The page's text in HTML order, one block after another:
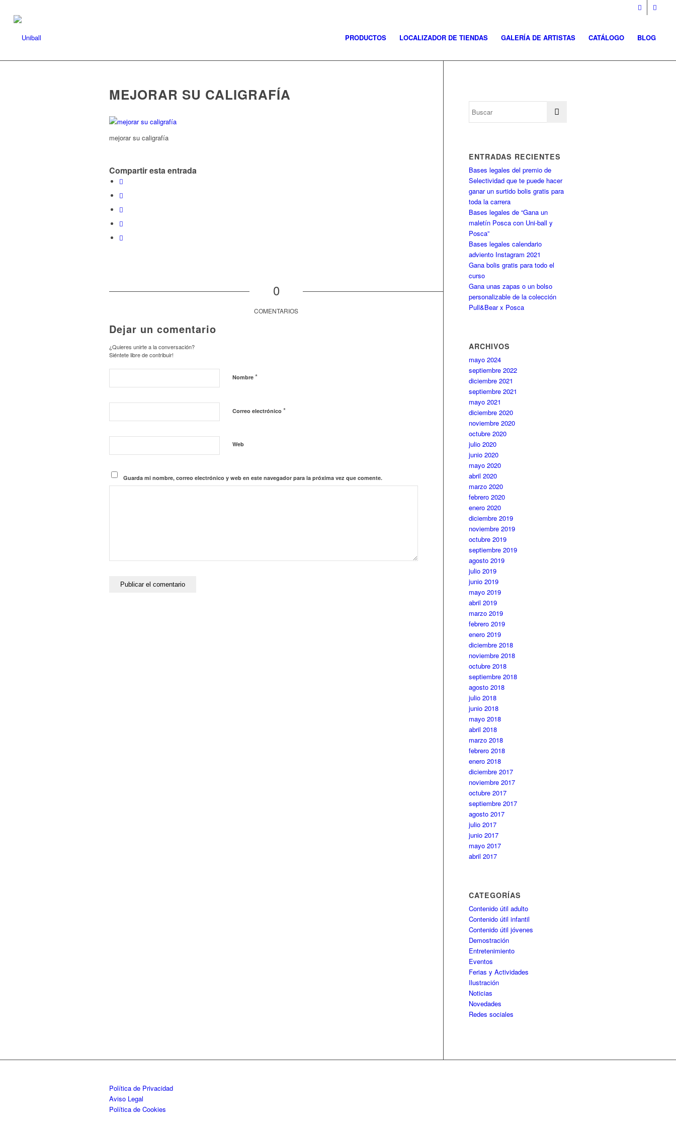
PRODUCTOS LOCALIZADOR DE TIENDAS GALERÍA DE ARTISTAS CATÁLOGO BLOG
MEJORAR SU CALIGRAFÍA
mejorar su caligrafía
Compartir esta entrada
0
COMENTARIOS
Dejar un comentario
¿Quieres unirte a la conversación?
Siéntete libre de contribuir!
Nombre *
Correo electrónico *
Web
Guarda mi nombre, correo electrónico y web en este navegador para la próxima vez que comente.
ENTRADAS RECIENTES
Bases legales del premio de
Selectividad que te puede hacer
ganar un surtido bolis gratis para
toda la carrera
Bases legales de “Gana un
maletín Posca con Uni-ball y
Posca”
Bases legales calendario
adviento Instagram 2021
Gana bolis gratis para todo el
curso
Gana unas zapas o un bolso
personalizable de la colección
Pull&Bear x Posca
ARCHIVOS
mayo 2024
septiembre 2022
diciembre 2021
septiembre 2021
mayo 2021
diciembre 2020
noviembre 2020
octubre 2020
julio 2020
junio 2020
mayo 2020
abril 2020
marzo 2020
febrero 2020
enero 2020
diciembre 2019
noviembre 2019
octubre 2019
septiembre 2019
agosto 2019
julio 2019
junio 2019
mayo 2019
abril 2019
marzo 2019
febrero 2019
enero 2019
diciembre 2018
noviembre 2018
octubre 2018
septiembre 2018
agosto 2018
julio 2018
junio 2018
mayo 2018
abril 2018
marzo 2018
febrero 2018
enero 2018
diciembre 2017
noviembre 2017
octubre 2017
septiembre 2017
agosto 2017
julio 2017
junio 2017
mayo 2017
abril 2017
CATEGORÍAS
Contenido útil adulto
Contenido útil infantil
Contenido útil jóvenes
Demostración
Entretenimiento
Eventos
Ferias y Actividades
Ilustración
Noticias
Novedades
Redes sociales
Política de Privacidad
Aviso Legal
Política de Cookies